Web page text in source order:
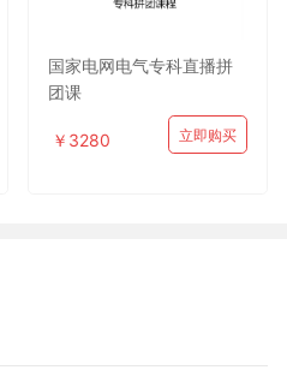
国家电网电气专科直播拼
团课
￥3280 立即购买